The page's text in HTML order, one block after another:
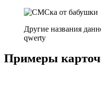
Другие названия
qwerty
Примеры